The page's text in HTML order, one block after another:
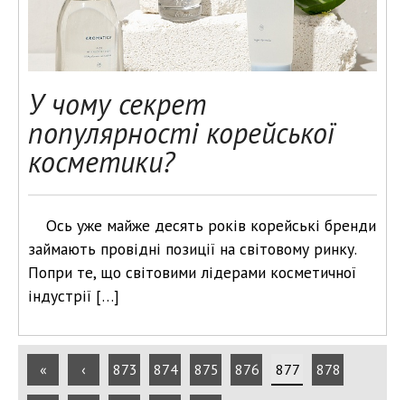
У чому секрет
популярності корейської
косметики?
Ось уже майже десять років корейські бренди
займають провідні позиції на світовому ринку.
Попри те, що світовими лідерами косметичної
індустрії […]
« ‹ 873 874 875 876 877 878